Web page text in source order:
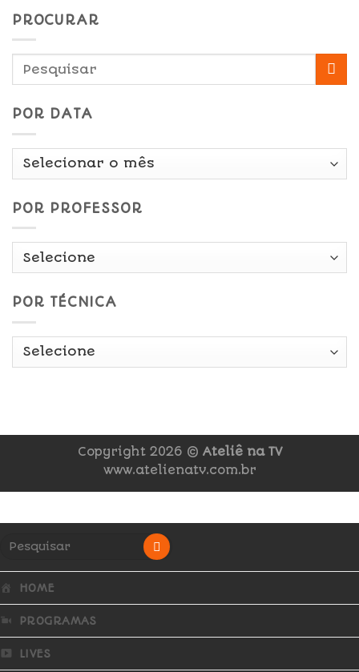
PROCURAR
POR DATA
Por
POR PROFESSOR
POR TÉCNICA
Copyright 2026 © Ateliê na TV
www.atelienatv.com.br
HOME
PROGRAMAS
LIVES